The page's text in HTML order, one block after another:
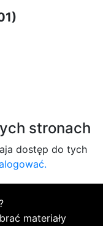
stronach
dostęp do tych
materiały